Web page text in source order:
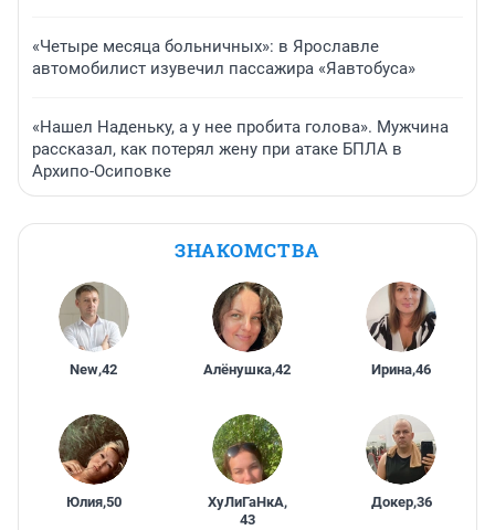
«Четыре месяца больничных»: в Ярославле
автомобилист изувечил пассажира «Яавтобуса»
«Нашел Наденьку, а у нее пробита голова». Мужчина
рассказал, как потерял жену при атаке БПЛА в
Архипо-Осиповке
ЗНАКОМСТВА
New,42 Алёнушка,42 Ирина,46
Юлия,50 ХуЛиГаНкА,
43
Докер,36